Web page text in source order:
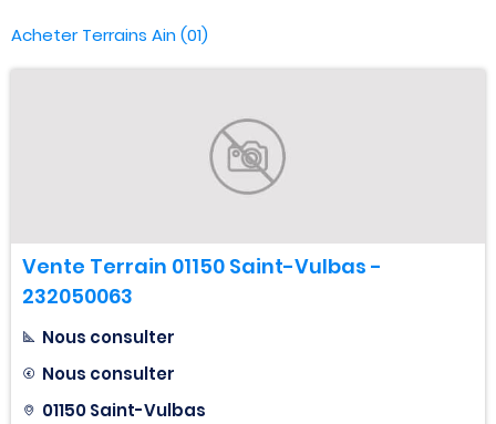
Acheter Terrains Ain (01)
Vente Terrain 01150 Saint-Vulbas -
232050063
Nous consulter
Nous consulter
01150 Saint-Vulbas